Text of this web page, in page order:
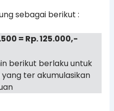
sebagai berikut :
= Rp. 125.000,-
berikut berlaku untuk
ter akumulasikan